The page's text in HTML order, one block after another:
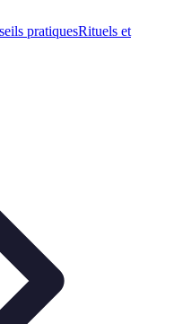
pratiquesRituels et